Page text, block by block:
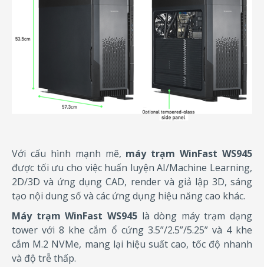
Với cấu hình mạnh mẽ, máy trạm WinFast WS945
được tối ưu cho việc huấn luyện AI/Machine Learning,
2D/3D và ứng dụng CAD, render và giả lập 3D, sáng
tạo nội dung số và các ứng dụng hiệu năng cao khác.
Máy trạm WinFast WS945là dòng máy trạm dạng
tower với 8 khe cắm ổ cứng 3.5”/2.5”/5.25” và 4 khe
cắm M.2 NVMe, mang lại hiệu suất cao, tốc độ nhanh
và độ trễ thấp.